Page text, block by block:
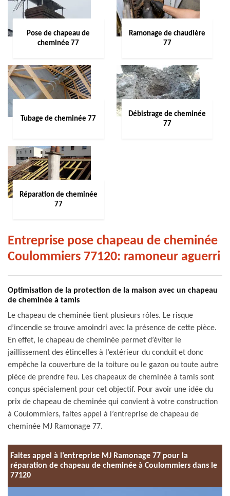
Pose de chapeau de
cheminée 77
Ramonage de chaudière
77
Tubage de cheminée 77
Débistrage de cheminée
77
Réparation de cheminée
77
Entreprise pose chapeau de cheminée
Coulommiers 77120: ramoneur aguerri
Optimisation de la protection de la maison avec un chapeau
de cheminée à tamis
Le chapeau de cheminée tient plusieurs rôles. Le risque
d’incendie se trouve amoindri avec la présence de cette pièce.
En effet, le chapeau de cheminée permet d’éviter le
jaillissement des étincelles à l’extérieur du conduit et donc
empêche la couverture de la toiture ou le gazon ou toute autre
pièce de prendre feu. Les chapeaux de cheminée à tamis sont
conçus spécialement pour cet objectif. Pour avoir une idée du
prix de chapeau de cheminée qui convient à votre construction
à Coulommiers, faites appel à l’entreprise de chapeau de
cheminée MJ Ramonage 77.
Faites appel à l’entreprise MJ Ramonage 77 pour la
réparation de chapeau de cheminée à Coulommiers dans le
77120